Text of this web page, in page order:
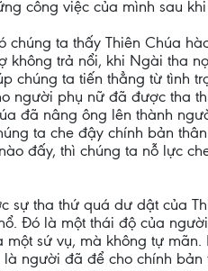
công việc của mình sau
chúng ta thấy Thiên Chúa
không trả nổi, khi Ngài tha
chúng ta tiến thẳng từ tình
người phụ nữ đã được tha
đã nâng ông lên thành
ta che đậy chính bản
đấy, thì chúng ta nỗ lực
sự tha thứ quá dư dật của
Đó là một thái độ của
một sứ vụ, mà không tự
là người đã để cho chính